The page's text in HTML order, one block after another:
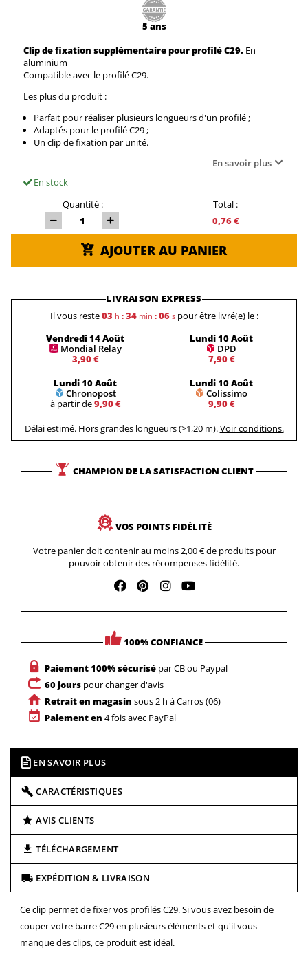
5 ans
Clip de fixation supplémentaire pour profilé C29. En
aluminium
Compatible avec le profilé C29.
Les plus du produit :
Parfait pour réaliser plusieurs longueurs d'un profilé ;
Adaptés pour le profilé C29 ;
Un clip de fixation par unité.
En savoir plus
En stock
Quantité :
Total :
0,76 €
AJOUTER AU PANIER
LIVRAISON EXPRESS
Il vous reste03 h : 34min : 06s pour être livré(e) le :
Vendredi 14 Août
Mondial Relay
3,90 €
Lundi 10 Août
DPD
7,90 €
Lundi 10 Août
Chronopost
à partir de9,90 €
Lundi 10 Août
Colissimo
9,90 €
Délai estimé. Hors grandes longueurs (>1,20 m).Voir conditions.
CHAMPION DE LA SATISFACTION CLIENT
VOS POINTS FIDÉLITÉ
Votre panier doit contenir au moins 2,00 € de produits pour
pouvoir obtenir des récompenses fidélité.
100% CONFIANCE
Paiement 100% sécurisé par CB ou Paypal
60 jours pour changer d'avis
Retrait en magasin sous 2 h à Carros (06)
Paiement en 4 fois avec PayPal
EN SAVOIR PLUS
CARACTÉRISTIQUES
AVIS CLIENTS
TÉLÉCHARGEMENT
EXPÉDITION & LIVRAISON
Ce clip permet de fixer vos profilés C29. Si vous avez besoin de
couper votre barre C29 en plusieurs éléments et qu'il vous
manque des clips, ce produit est idéal.